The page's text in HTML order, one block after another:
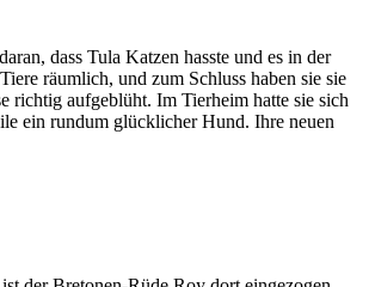
dass Tula Katzen hasste und es in der
räumlich, und zum Schluss haben sie sie
richtig aufgeblüht. Im Tierheim hatte sie sich
ein rundum glücklicher Hund. Ihre neuen